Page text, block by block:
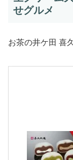
せグルメ
お茶の井ケ田 喜